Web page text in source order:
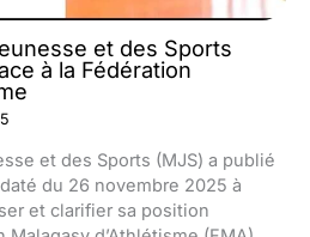
et des Sports
à la Fédération
et des Sports (MJS) a publié
du 26 novembre 2025 à
et clarifier sa position